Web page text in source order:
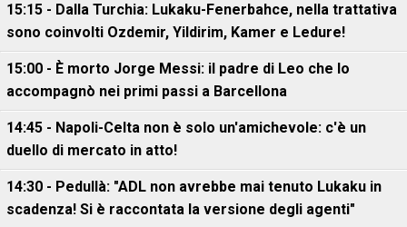
15:15 - Dalla Turchia: Lukaku-Fenerbahce, nella trattativa
sono coinvolti Ozdemir, Yildirim, Kamer e Ledure!
15:00 - È morto Jorge Messi: il padre di Leo che lo
accompagnò nei primi passi a Barcellona
14:45 - Napoli-Celta non è solo un'amichevole: c'è un
duello di mercato in atto!
14:30 - Pedullà: "ADL non avrebbe mai tenuto Lukaku in
scadenza! Si è raccontata la versione degli agenti"